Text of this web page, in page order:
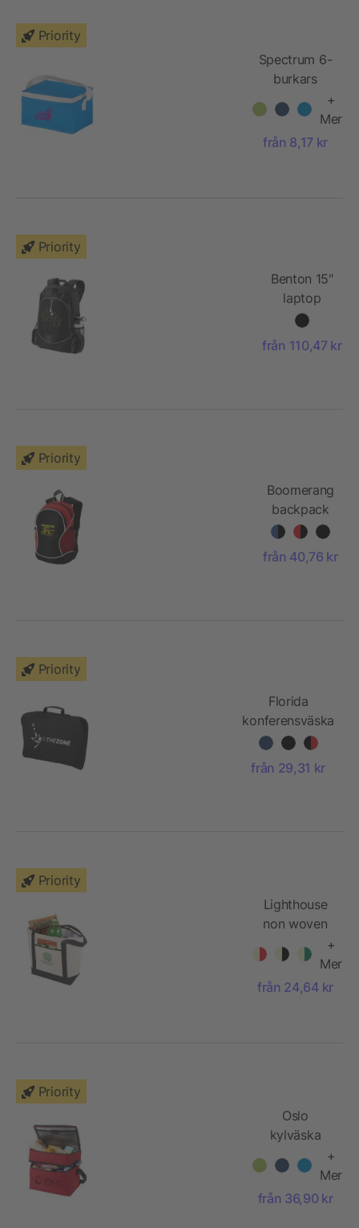
Priority
Spectrum 6-
burkars
+
Mer
från 8,17 kr
Priority
Benton 15"
laptop
bpack
från 110,47 kr
Priority
Boomerang
backpack
lime
från 40,76 kr
Priority
Florida
konferensväska
från 29,31 kr
Priority
Lighthouse
non woven
+
Mer
från 24,64 kr
Priority
Oslo
kylväska
+
Mer
från 36,90 kr